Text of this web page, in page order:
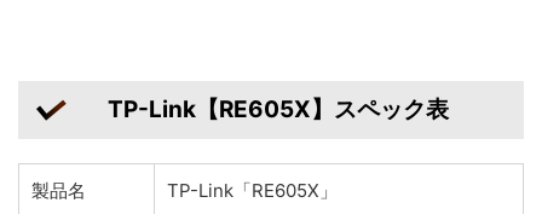
TP-Link【RE605X】スペック表
製品名 TP-Link「RE605X」